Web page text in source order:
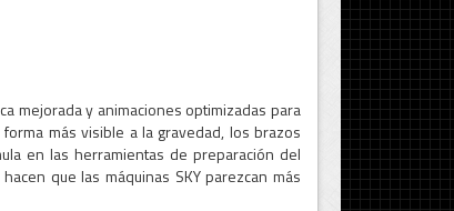
mejorada y animaciones optimizadas para
más visible a la gravedad, los brazos
en las herramientas de preparación del
que las máquinas SKY parezcan más